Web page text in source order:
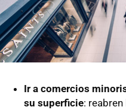
Ir a comercios
su superficie: